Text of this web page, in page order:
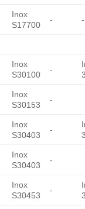
Inox
S17700
- -
Inox
S30100
-
Inox
S30153
-
Inox
S30403
-
Inox
S30403
-
Inox
S30453
-